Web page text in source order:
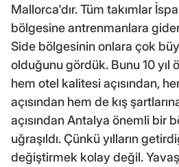
Mallorca'dır. Tüm takımlar
bölgesine antrenmanlara
Side bölgesinin onlara çok
olduğunu gördük. Bunu 10 yıl
hem otel kalitesi açısından,
açısından hem de kış
açısından Antalya önemli bir
uğraşıldı. Çünkü yılların
değiştirmek kolay değil.